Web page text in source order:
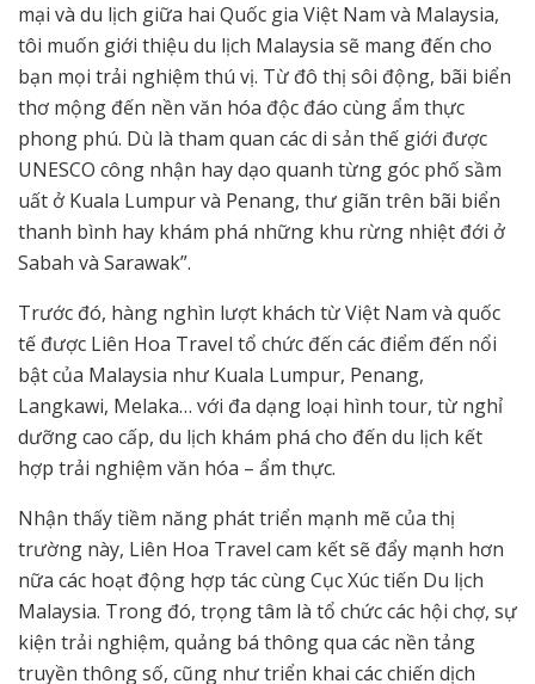
mại và du lịch giữa hai Quốc gia Việt Nam và Malaysia,
tôi muốn giới thiệu du lịch Malaysia sẽ mang đến cho
bạn mọi trải nghiệm thú vị. Từ đô thị sôi động, bãi biển
thơ mộng đến nền văn hóa độc đáo cùng ẩm thực
phong phú. Dù là tham quan các di sản thế giới được
UNESCO công nhận hay dạo quanh từng góc phố sầm
uất ở Kuala Lumpur và Penang, thư giãn trên bãi biển
thanh bình hay khám phá những khu rừng nhiệt đới ở
Sabah và Sarawak”.
Trước đó, hàng nghìn lượt khách từ Việt Nam và quốc
tế được Liên Hoa Travel tổ chức đến các điểm đến nổi
bật của Malaysia như Kuala Lumpur, Penang,
Langkawi, Melaka… với đa dạng loại hình tour, từ nghỉ
dưỡng cao cấp, du lịch khám phá cho đến du lịch kết
hợp trải nghiệm văn hóa – ẩm thực.
Nhận thấy tiềm năng phát triển mạnh mẽ của thị
trường này, Liên Hoa Travel cam kết sẽ đẩy mạnh hơn
nữa các hoạt động hợp tác cùng Cục Xúc tiến Du lịch
Malaysia. Trong đó, trọng tâm là tổ chức các hội chợ, sự
kiện trải nghiệm, quảng bá thông qua các nền tảng
truyền thông số, cũng như triển khai các chiến dịch